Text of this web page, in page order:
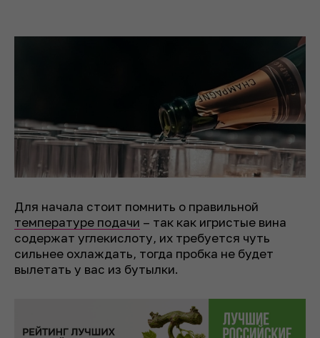
Для начала стоит помнить о правильной
температуре подачи – так как игристые вина
содержат углекислоту, их требуется чуть
сильнее охлаждать, тогда пробка не будет
вылетать у вас из бутылки.